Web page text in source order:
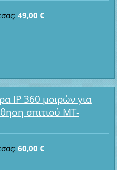
49,00 €
IP 360 μοιρών για
σπιτιού MT-
60,00 €